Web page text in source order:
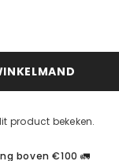
product bekeken.
boven €100 🚛